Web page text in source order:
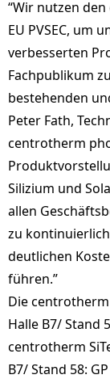
“Wir nutzen
EU PVSEC, um
verbesserten
Fachpublikum
bestehenden
Peter Fath,
centrotherm
Silizium und
allen
zu
deutlichen
führen.”
Die centrotherm
Halle B7/ Stand
centrotherm
B7/ Stand 58: